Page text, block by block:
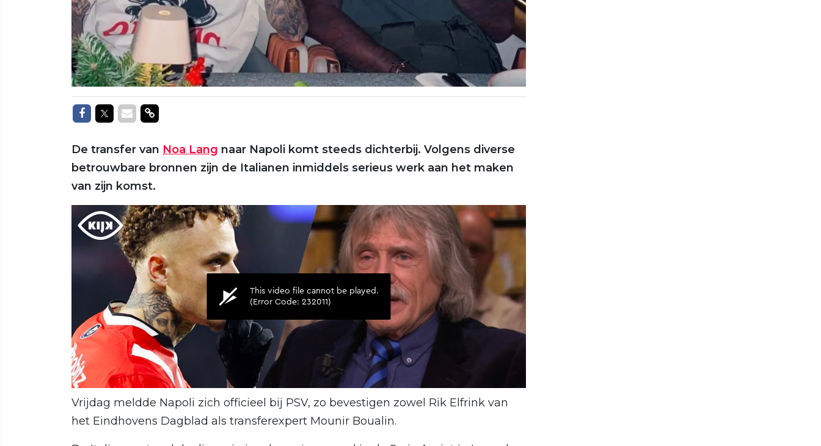
Delen op Facebook
Delen op Twitter
Delen via Mail
Delen via link
De transfer van Noa Lang naar Napoli komt steeds dichterbij. Volgens diverse
betrouwbare bronnen zijn de Italianen inmiddels serieus werk aan het maken
van zijn komst.
Vrijdag meldde Napoli zich officieel bij PSV, zo bevestigen zowel Rik Elfrink van
het Eindhovens Dagblad als transferexpert Mounir Boualin.